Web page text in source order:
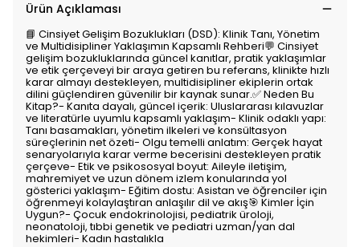
Ürün Açıklaması
📘 Cinsiyet Gelişim Bozuklukları (DSD): Klinik Tanı, Yönetim
ve Multidisipliner Yaklaşımın Kapsamlı Rehberi💬 Cinsiyet
gelişim bozukluklarında güncel kanıtlar, pratik yaklaşımlar
ve etik çerçeveyi bir araya getiren bu referans, klinikte hızlı
karar almayı destekleyen, multidisipliner ekiplerin ortak
dilini güçlendiren güvenilir bir kaynak sunar.✅ Neden Bu
Kitap?- Kanıta dayalı, güncel içerik: Uluslararası kılavuzlar
ve literatürle uyumlu kapsamlı yaklaşım- Klinik odaklı yapı:
Tanı basamakları, yönetim ilkeleri ve konsültasyon
süreçlerinin net özeti- Olgu temelli anlatım: Gerçek hayat
senaryolarıyla karar verme becerisini destekleyen pratik
çerçeve- Etik ve psikososyal boyut: Aileyle iletişim,
mahremiyet ve uzun dönem izlem konularında yol
gösterici yaklaşım- Eğitim dostu: Asistan ve öğrenciler için
öğrenmeyi kolaylaştıran anlaşılır dil ve akış🎯 Kimler İçin
Uygun?- Çocuk endokrinolojisi, pediatrik üroloji,
neonatoloji, tıbbi genetik ve pediatri uzman/yan dal
hekimleri- Kadın hastalıkla